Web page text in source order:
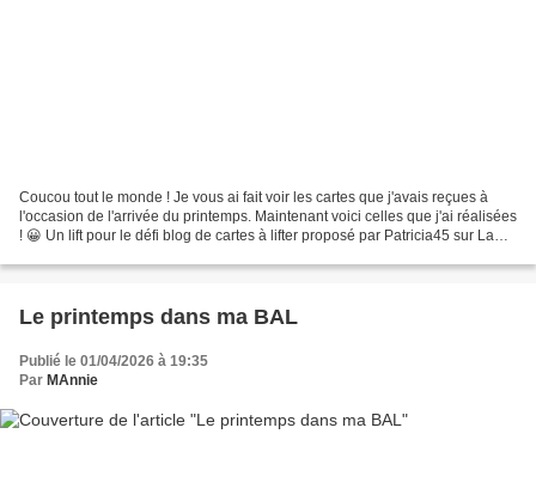
Coucou tout le monde ! Je vous ai fait voir les cartes que j'avais reçues à
l'occasion de l'arrivée du printemps. Maintenant voici celles que j'ai réalisées
! 😀 Un lift pour le défi blog de cartes à lifter proposé par Patricia45 sur La
Le printemps dans ma BAL
Publié le 01/04/2026 à 19:35
Par MAnnie